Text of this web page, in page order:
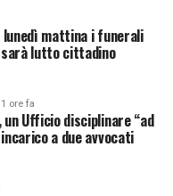
lunedì mattina i funerali
sarà lutto cittadino
ore fa
un Ufficio disciplinare “ad
a due avvocati